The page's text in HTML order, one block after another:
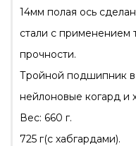
14мм полая ось
стали с
прочности.
Тройной подшипник
нейлоновые когард и
Вес: 660 г.
725 г(с хабгардами).